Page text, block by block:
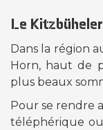
Le
Dans la région
Horn, haut de
plus beaux
Pour se rendre
téléphérique